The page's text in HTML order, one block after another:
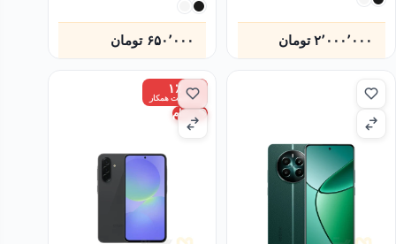
۲٬۰۰۰٬۰۰۰ تومان ۶۵۰٬۰۰۰ تومان
۱٪
زیر قیمت همکار
ویتنام